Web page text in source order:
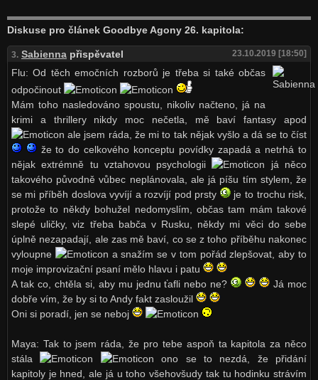
Diskuse pro článek Goodbye Agony 26. kapitola:
3. Sabiennapřispěvatel 23.10.2019 [18:50]
Flu: Od těch emočních rozborů je třeba si také občas
odpočinout
Mám toho nasledováno spoustu, nikoliv načteno, já na
krimi a thrillery nikdy moc nečetla, mě baví fantasy apod
ale jsem ráda, že mi to tak nějak vyšlo a dá se to číst
že to do celkového konceptu povídky zapadá a netrhá to
nějak extrémně tu vztahovou psychologii
já něco
takového původně vůbec neplánovala, ale já píšu tím stylem, že
se mi příběh doslova vyvíjí a rozvíjí pod prsty
je to trochu risk,
protože to někdy bohužel nedomyslím, občas tam mám takové
slepé uličky, viz třeba babča v Rusku, někdy mi věci do sebe
úplně nezapadají, ale zas mě baví, co se z toho příběhu nakonec
vyloupne
a snažím se v tom pořád zlepšovat, aby to
moje improvizační psaní mělo hlavu i patu
A tak co, chtěla si, aby mu jednu ťafli nebo ne?
Já moc
dobře vím, že by si to Andy fakt zasloužil
Oni si poradí, jen se neboj
Maya: Tak to jsem ráda, že pro tebe aspoň ta kapitola za něco
stála
ono se to nezdá, že přidání
kapitoly je hned, ale já u toho všehovšudy tak tu hodinku strávím